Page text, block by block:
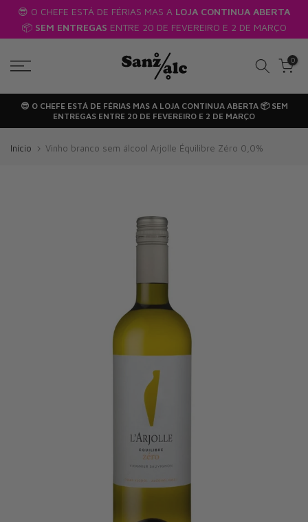
Passar
para
texto
😎 O CHEFE ESTÁ DE FÉRIAS MAS A LOJA CONTINUA ABERTA
📦 SEM ENTREGAS ENTRE 20 DE FEVEREIRO E 2 DE MARÇO
0
😎 O CHEFE ESTÁ DE FÉRIAS MAS A LOJA CONTINUA ABERTA📦 SEM
ENTREGAS ENTRE 20 DE FEVEREIRO E 2 DE MARÇO
Início Vinho branco sem álcool Arjolle Équilibre Zéro 0,0%